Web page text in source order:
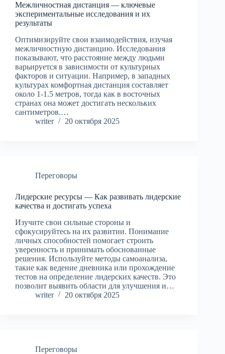
Межличностная дистанция — ключевые
экспериментальные исследования и их
результаты
Оптимизируйте свои взаимодействия, изучая
межличностную дистанцию. Исследования
показывают, что расстояние между людьми
варьируется в зависимости от культурных
факторов и ситуации. Например, в западных
культурах комфортная дистанция составляет
около 1-1.5 метров, тогда как в восточных
странах она может достигать нескольких
сантиметров.…
writer
20 октября 2025
Переговоры
Лидерские ресурсы — Как развивать лидерские
качества и достигать успеха
Изучите свои сильные стороны и
сфокусируйтесь на их развитии. Понимание
личных способностей помогает строить
уверенность и принимать обоснованные
решения. Используйте методы самоанализа,
такие как ведение дневника или прохождение
тестов на определение лидерских качеств. Это
позволит выявить области для улучшения и…
writer
20 октября 2025
Переговоры